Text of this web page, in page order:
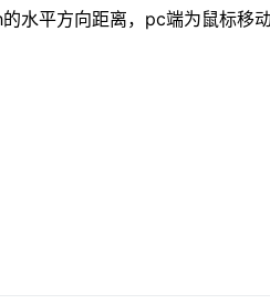
水平方向距离，pc端为鼠标移